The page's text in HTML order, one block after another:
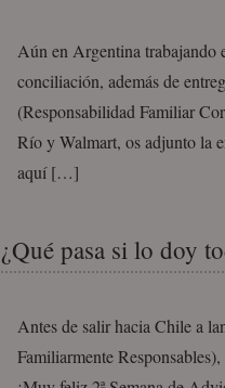
Aún en Argentina trabajando
conciliación, además de
(Responsabilidad Familiar
Río y Walmart, os adjunto la
aquí […]
¿Qué pasa si lo doy
Antes de salir hacia Chile a
Familiarmente